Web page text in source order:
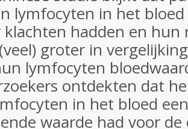
lymfocyten in het bloed
hadden en hun
groter in
lymfocyten
ontdekten dat
in het bloed
waarde had voor